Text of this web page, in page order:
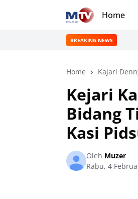
Home
BREAKING NEWS
Home Kajari
Kejari
Bidang
Kasi
Oleh Muzer
Rabu, 4